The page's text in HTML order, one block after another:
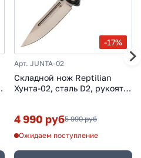
-17%
Арт. JUNTA-02
Складной нож Reptilian
Хунта-02, сталь D2, рукоять
4 990 руб5 990 руб
Ожидаем поступление